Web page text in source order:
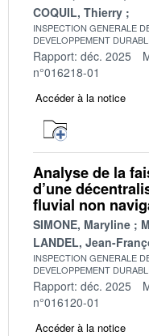
COQUIL, Thierry
INSPECTION GENERALE
DEVELOPPEMENT
Rapport: déc. 2025
n°016218-01
Accéder à la notice
Analyse de la
d’une
fluvial non
SIMONE, Maryline
LANDEL, Jean-
INSPECTION GENERALE
DEVELOPPEMENT
Rapport: déc. 2025
n°016120-01
Accéder à la notice